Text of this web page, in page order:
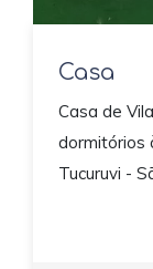
Casa
Casa de
dormitórios
Tucuruvi -